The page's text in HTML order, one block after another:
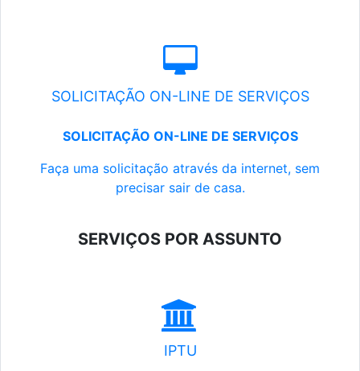
SOLICITAÇÃO ON-LINE DE SERVIÇOS
SOLICITAÇÃO ON-LINE DE SERVIÇOS
Faça uma solicitação através da internet, sem
precisar sair de casa.
SERVIÇOS POR ASSUNTO
IPTU